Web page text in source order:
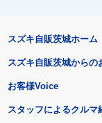
スズキ自販茨城ホーム
スズキ自販茨城からの
お客様Voice
スタッフによるクルマ